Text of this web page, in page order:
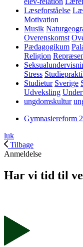
Læseforståelse
Motivation
Musik
Overenskomst
Pædagogikum
Religion
Stress
Studietur Sverige
Udveksling
ungdomskultur
Gymnasiereform
luk
Tilbage
Anmeldelse
Har vi tid til